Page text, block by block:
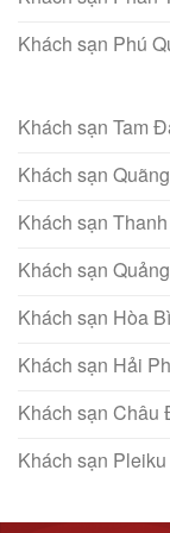
Khách sạn Phú
Khách sạn Tam
Khách sạn
Khách sạn
Khách sạn
Khách sạn Hòa
Khách sạn Hải
Khách sạn Châu
Khách sạn Pleiku